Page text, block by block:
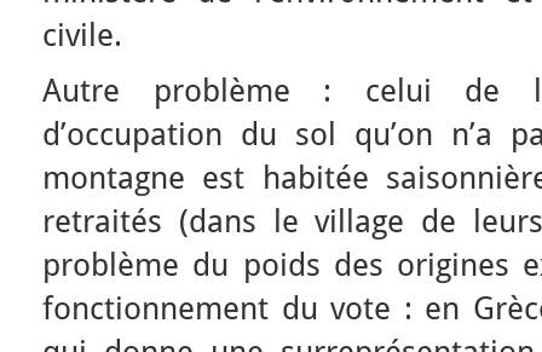
civile.
Autre problème : celui de
d’occupation du sol qu’on n’a
montagne est habitée
retraités (dans le village de
problème du poids des origines
fonctionnement du vote : en